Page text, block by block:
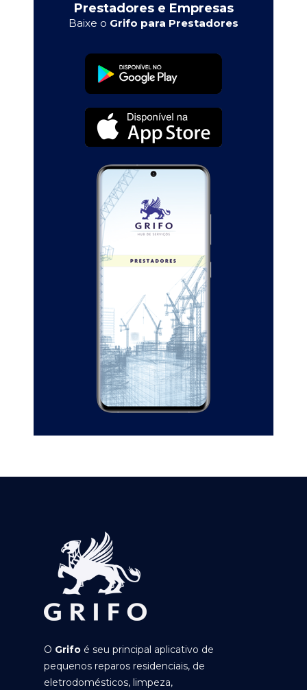
Prestadores e Empresas
Baixe o Grifo para Prestadores
O Grifo é seu principal aplicativo de
pequenos reparos residenciais, de
eletrodomésticos, limpeza,